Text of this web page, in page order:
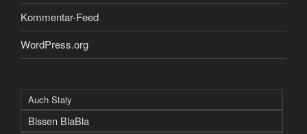
Kommentar-Feed
WordPress.org
Auch Staiy
Bissen BlaBla